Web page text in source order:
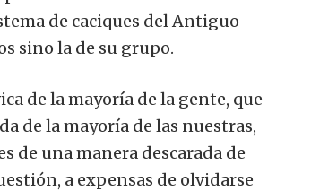
de caciques del Antiguo
sino la de su grupo.
de la mayoría de la gente, que
de la mayoría de las nuestras,
de una manera descarada de
a expensas de olvidarse